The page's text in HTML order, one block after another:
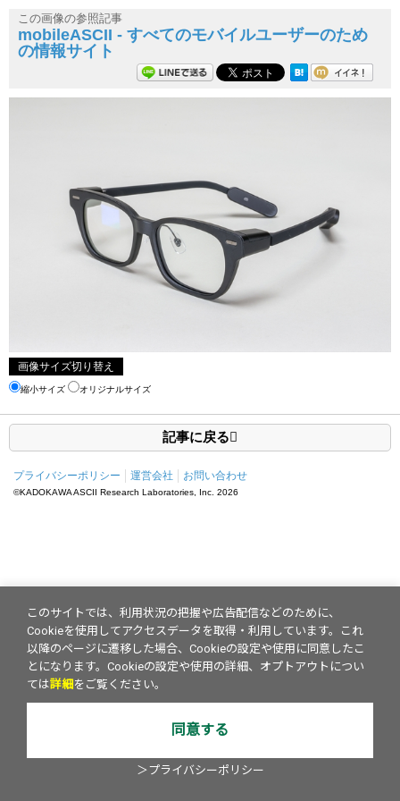
この画像の参照記事
mobileASCII - すべてのモバイルユーザーのため
の情報サイト
画像サイズ切り替え
縮小サイズ オリジナルサイズ
記事に戻る
プライバシーポリシー 運営会社 お問い合わせ
©KADOKAWA ASCII Research Laboratories, Inc. 2026
このサイトでは、利用状況の把握や広告配信などのために、
Cookieを使用してアクセスデータを取得・利用しています。これ
以降のページに遷移した場合、Cookieの設定や使用に同意したこ
とになります。Cookieの設定や使用の詳細、オプトアウトについ
ては詳細 をご覧ください。
同意する
＞プライバシーポリシー